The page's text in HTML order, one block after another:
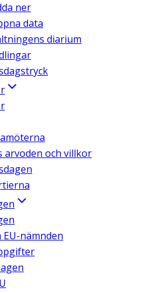
ner
data
diarium
arvoden och villkor
nämnden